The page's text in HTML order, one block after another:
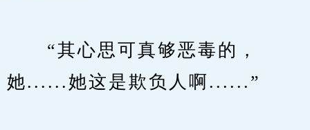
“其心思可真够恶毒的，
她......她这是欺负人啊......”